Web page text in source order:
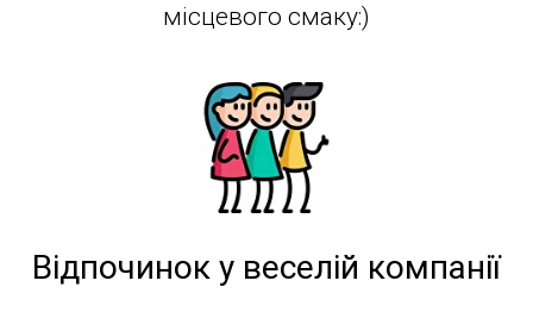
місцевого смаку:)
Відпочинок у веселій компанії